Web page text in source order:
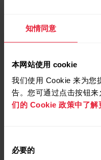
知情同意
本网站使用 cookie
我们使用 Cookie 来为您
告。您可通过点击按钮来
们的 Cookie 政策中了
必要的
Street X/Grit X2/
M3/Vantage V3 上的